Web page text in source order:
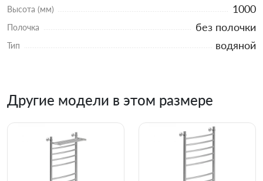
Высота (мм) 1000
Полочка без полочки
Тип водяной
Другие модели в этом размере